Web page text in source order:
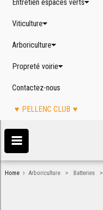
Entretien espaces verts
Viticulture
Arboriculture
Propreté voirie
Contactez-nous
PELLENC CLUB
Home Arboriculture > Batteries >